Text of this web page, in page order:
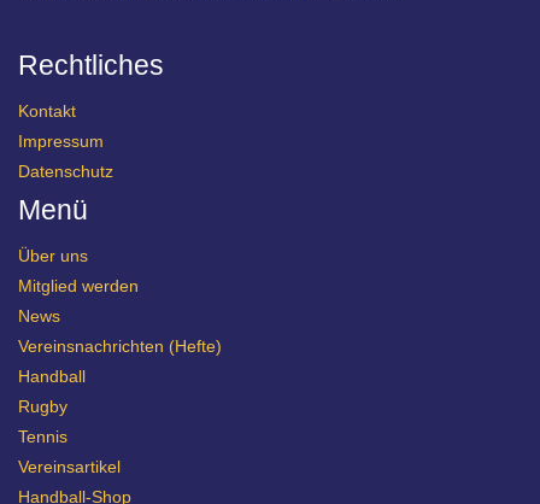
Rechtliches
Kontakt
Impressum
Datenschutz
Menü
Über uns
Mitglied werden
News
Vereinsnachrichten (Hefte)
Handball
Rugby
Tennis
Vereinsartikel
Handball-Shop